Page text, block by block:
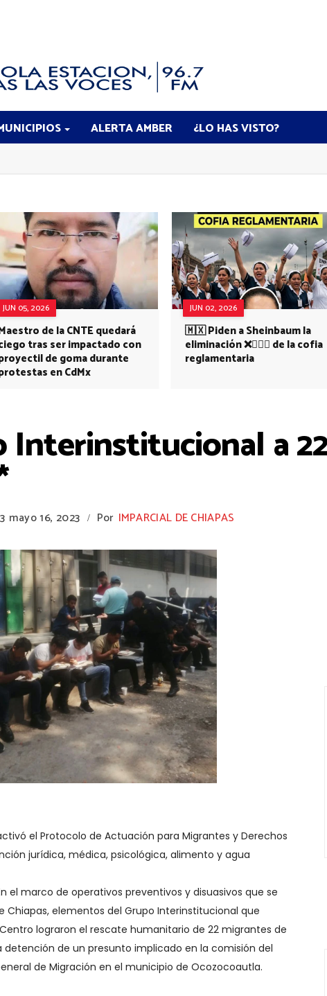
ALERTA AMBER ¿LO HAS VISTO?
JUN 05, 2026
de la CNTE quedará
tras ser impactado con
de goma durante
en CdMx
JUN 02, 2026
🇲🇽 Piden a Sheinbaum la
eliminación ❌👩🏻‍⚕️ de la cofia
reglamentaria
Interinstitucional a
mayo 16, 2023 / Por IMPARCIAL DE CHIAPAS
el Protocolo de Actuación para Migrantes y Derechos
jurídica, médica, psicológica, alimento y agua
el marco de operativos preventivos y disuasivos que se
Chiapas, elementos del Grupo Interinstitucional que
lograron el rescate humanitario de 22 migrantes de
de un presunto implicado en la comisión del
de Migración en el municipio de Ocozocoautla.